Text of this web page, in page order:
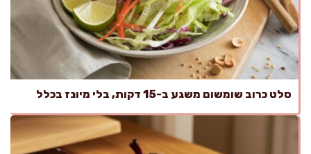
סלט כרוב שומשום משגע ב-15 דקות, בלי מיונז בכלל